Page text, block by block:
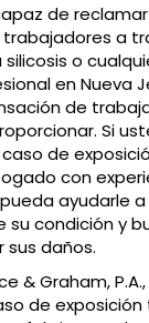
de
a
o
en Nueva
de
Si
de
con
ayudarle
su condición y
daños.
& Graham,
de exposición